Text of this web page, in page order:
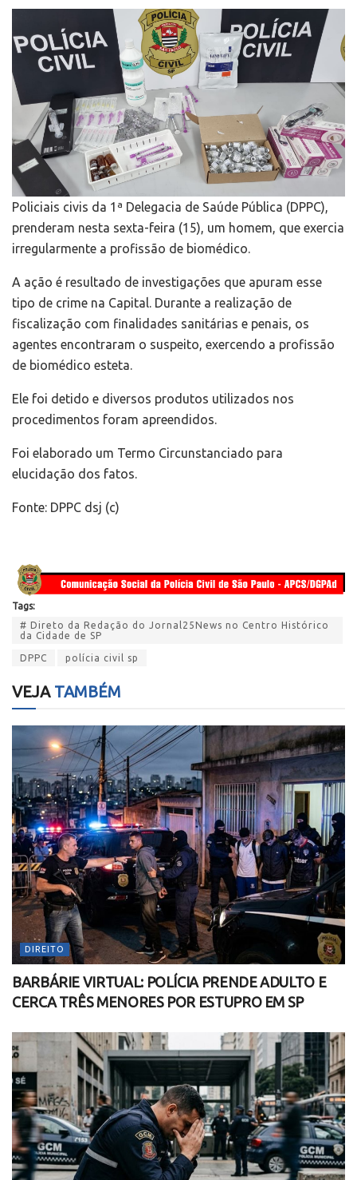
Policiais civis da 1ª Delegacia de Saúde Pública (DPPC),
prenderam nesta sexta-feira (15), um homem, que exercia
irregularmente a profissão de biomédico.
A ação é resultado de investigações que apuram esse
tipo de crime na Capital. Durante a realização de
fiscalização com finalidades sanitárias e penais, os
agentes encontraram o suspeito, exercendo a profissão
de biomédico esteta.
Ele foi detido e diversos produtos utilizados nos
procedimentos foram apreendidos.
Foi elaborado um Termo Circunstanciado para
elucidação dos fatos.
Fonte: DPPC dsj (c)
Tags:
# Direto da Redação do Jornal25News no Centro Histórico
da Cidade de SP
DPPC polícia civil sp
VEJATAMBÉM
DIREITO
BARBÁRIE VIRTUAL: POLÍCIA PRENDE ADULTO E
CERCA TRÊS MENORES POR ESTUPRO EM SP